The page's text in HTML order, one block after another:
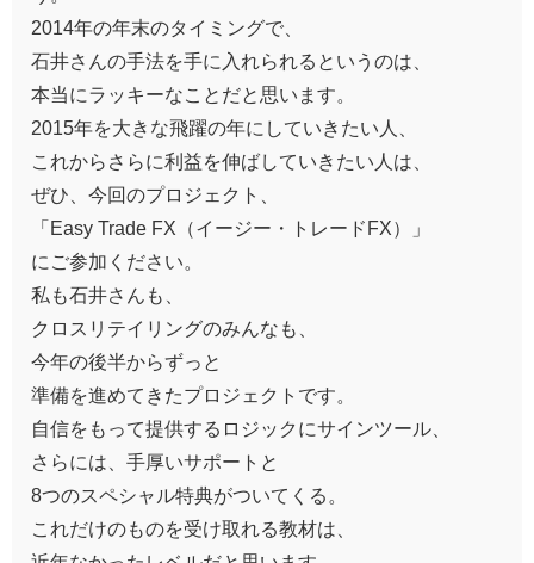
2014年の年末のタイミングで、
石井さんの手法を手に入れられるというのは、
本当にラッキーなことだと思います。
2015年を大きな飛躍の年にしていきたい人、
これからさらに利益を伸ばしていきたい人は、
ぜひ、今回のプロジェクト、
「Easy Trade FX（イージー・トレードFX）」
にご参加ください。
私も石井さんも、
クロスリテイリングのみんなも、
今年の後半からずっと
準備を進めてきたプロジェクトです。
自信をもって提供するロジックにサインツール、
さらには、手厚いサポートと
8つのスペシャル特典がついてくる。
これだけのものを受け取れる教材は、